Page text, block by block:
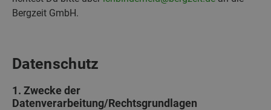
Bergzeit GmbH.
Datenschutz
1. Zwecke der
Datenverarbeitung/Rechtsgrundlagen